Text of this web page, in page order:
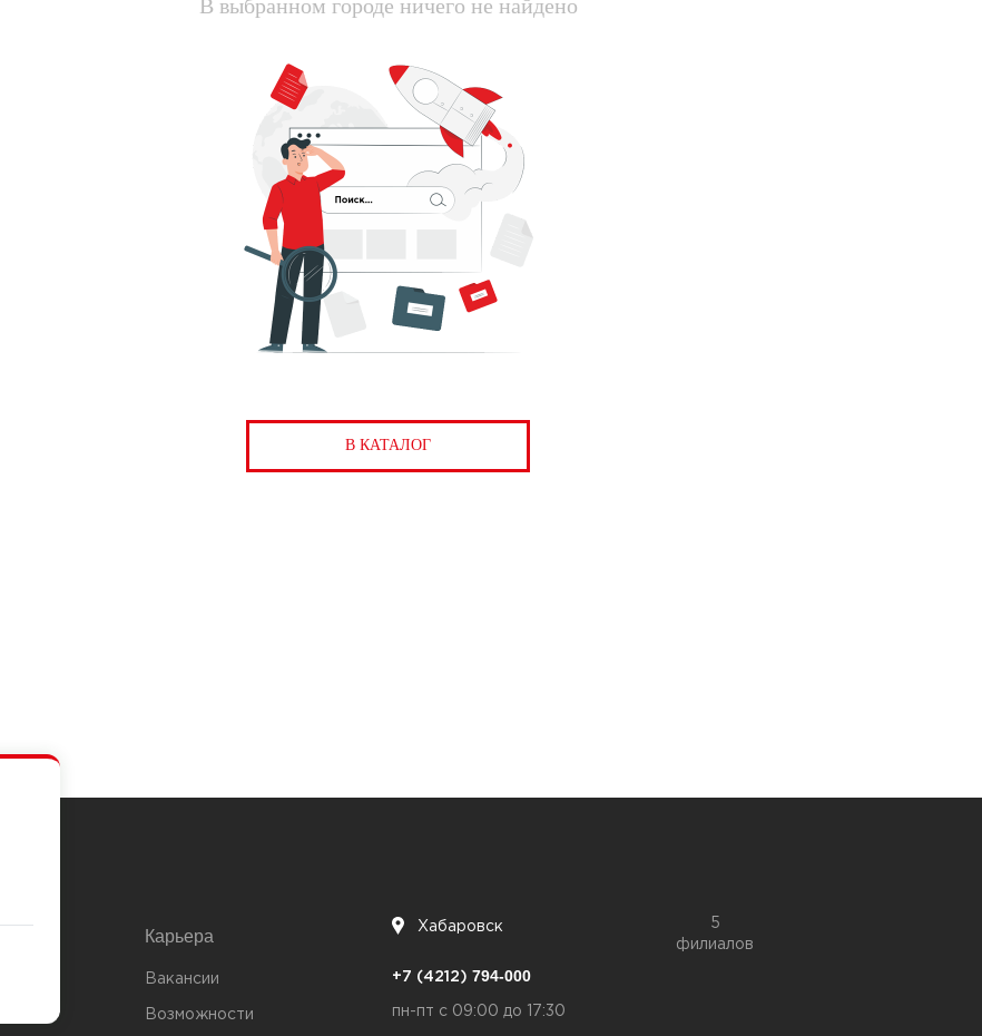
В выбранном городе ничего не найдено
В КАТАЛОГ
Карьера
Вакансии
Возможности
Хабаровск
5
филиалов
+7 (4212) 794-000
пн-пт с 09:00 до 17:30